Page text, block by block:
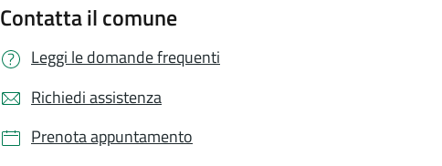
Contatta il comune
Leggi le domande frequenti
Richiedi assistenza
Prenota appuntamento